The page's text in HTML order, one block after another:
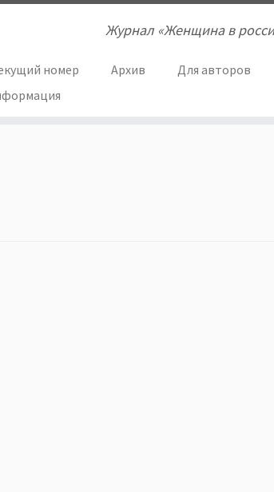
Журнал «Женщина в
номер Архив
Для авторов